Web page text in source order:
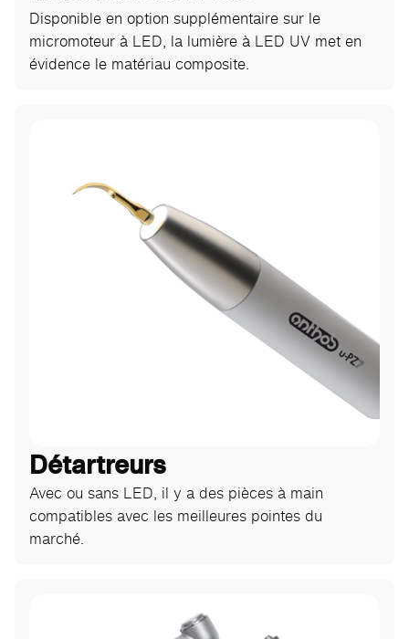
Disponible en option supplémentaire sur le
micromoteur à LED, la lumière à LED UV met en
évidence le matériau composite.
Détartreurs
Avec ou sans LED, il y a des pièces à main
compatibles avec les meilleures pointes du
marché.